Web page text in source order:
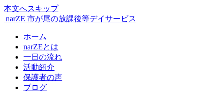
本文へスキップ
narZE 市が尾の放課後等デイサービス
ホーム
narZEとは
一日の流れ
活動紹介
保護者の声
ブログ